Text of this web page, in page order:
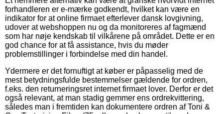
forhandleren er e-mærke godkendt, hvilket kan være en
indikator for at online firmaet efterlever dansk lovgivning,
udover at webshoppen nu og da monitoreres af fagmænd
som har nøje kendskab til vilkårene på området. Dette er en
god chance for at få assistance, hvis du møder
problemstillinger i forbindelse med din handel.
Ydermere er det fornuftigt at køber er påpasselig med de
mest betydningsfulde bestemmelser gældende for ordren,
f.eks. den returneringsret internet firmaet lover. Derfor er det
også relevant, at man stadig gemmer ens ordrekvittering,
således man i fremtiden kan dokumentere ordren af Toni &